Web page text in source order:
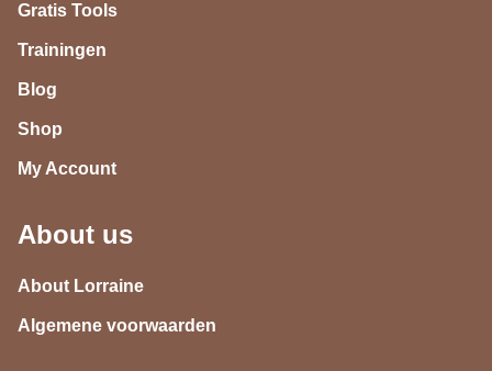
Gratis Tools
Trainingen
Blog
Shop
My Account
About us
About Lorraine
Algemene voorwaarden